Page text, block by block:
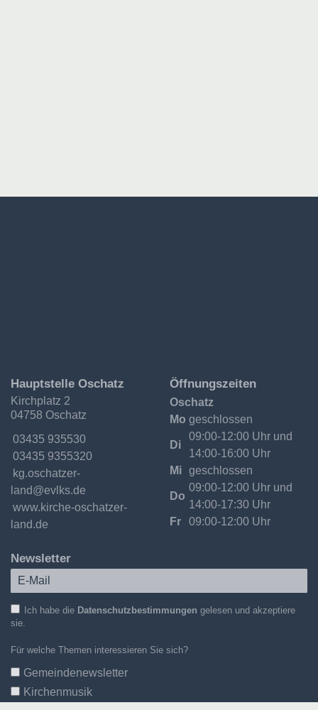
Ev.-
Luth.
Kirchgemeinde
Oschatzer
Hauptstelle Oschatz
Kirchplatz 2
04758 Oschatz
Telefon:
03435 935530
Fax:
03435 9355320
Email:
kg.oschatzer-
land@evlks.de
Internet:
www.kirche-oschatzer-
land.de
Öffnungszeiten
Oschatz
Mo geschlossen
Di
09:00-12:00 Uhr und
14:00-16:00 Uhr
Mi geschlossen
Do
09:00-12:00 Uhr und
14:00-17:30 Uhr
Fr
09:00-12:00 Uhr
Newsletter
Ich habe die Datenschutzbestimmungen gelesen und akzeptiere
sie.
Für welche Themen interessieren Sie sich?
Gemeindenewsletter
Kirchenmusik